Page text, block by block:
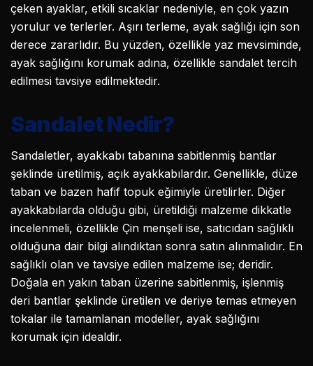
çeken ayaklar, etkili sıcaklar nedeniyle, en çok yazın
yorulur ve terlerler. Aşırı terleme, ayak sağlığı için son
derece zararlıdır. Bu yüzden, özellikle yaz mevsiminde,
ayak sağlığını korumak adına, özellikle sandalet tercih
edilmesi tavsiye edilmektedir.
Sandalet Nedir?
Sandaletler, ayakkabı tabanına sabitlenmiş bantlar
şeklinde üretilmiş, açık ayakkabılardır. Genellikle, düze
taban ve bazen hafif topuk eğimiyle üretilirler. Diğer
ayakkabılarda olduğu gibi, üretildiği malzeme dikkatle
incelenmeli, özellikle Çin menşeli ise, satıcıdan sağlıklı
olduğuna dair bilgi alındıktan sonra satın alınmalıdır. En
sağlıklı olan ve tavsiye edilen malzeme ise; deridir.
Doğala en yakın taban üzerine sabitlenmiş, işlenmiş
deri bantlar şeklinde üretilen ve deriye temas etmeyen
tokalar ile tamamlanan modeller, ayak sağlığını
korumak için idealdir.